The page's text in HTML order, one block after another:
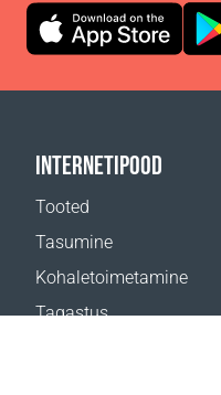
INTERNETIPOOD
Tooted
Tasumine
Kohaletoimetamine
Tagastus